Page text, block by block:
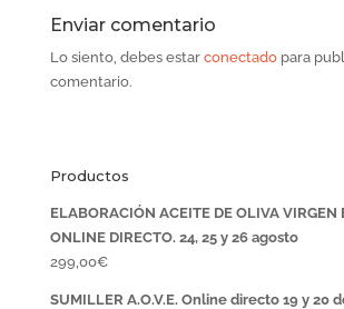
Enviar comentario
Lo siento, debes estar conectadopara
comentario.
Productos
ELABORACIÓN ACEITE DE OLIVA VIRGEN
ONLINE DIRECTO. 24, 25 y 26 agosto
299,00€
SUMILLER A.O.V.E. Online directo 19 y 20